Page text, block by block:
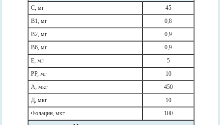
С, мг
45
В1, мг
0,8
В2, мг
0,9
В6, мг
0,9
Е, мг
5
РР, мг
10
А, мкг
450
Д, мкг
10
Фолацин, мкг
100